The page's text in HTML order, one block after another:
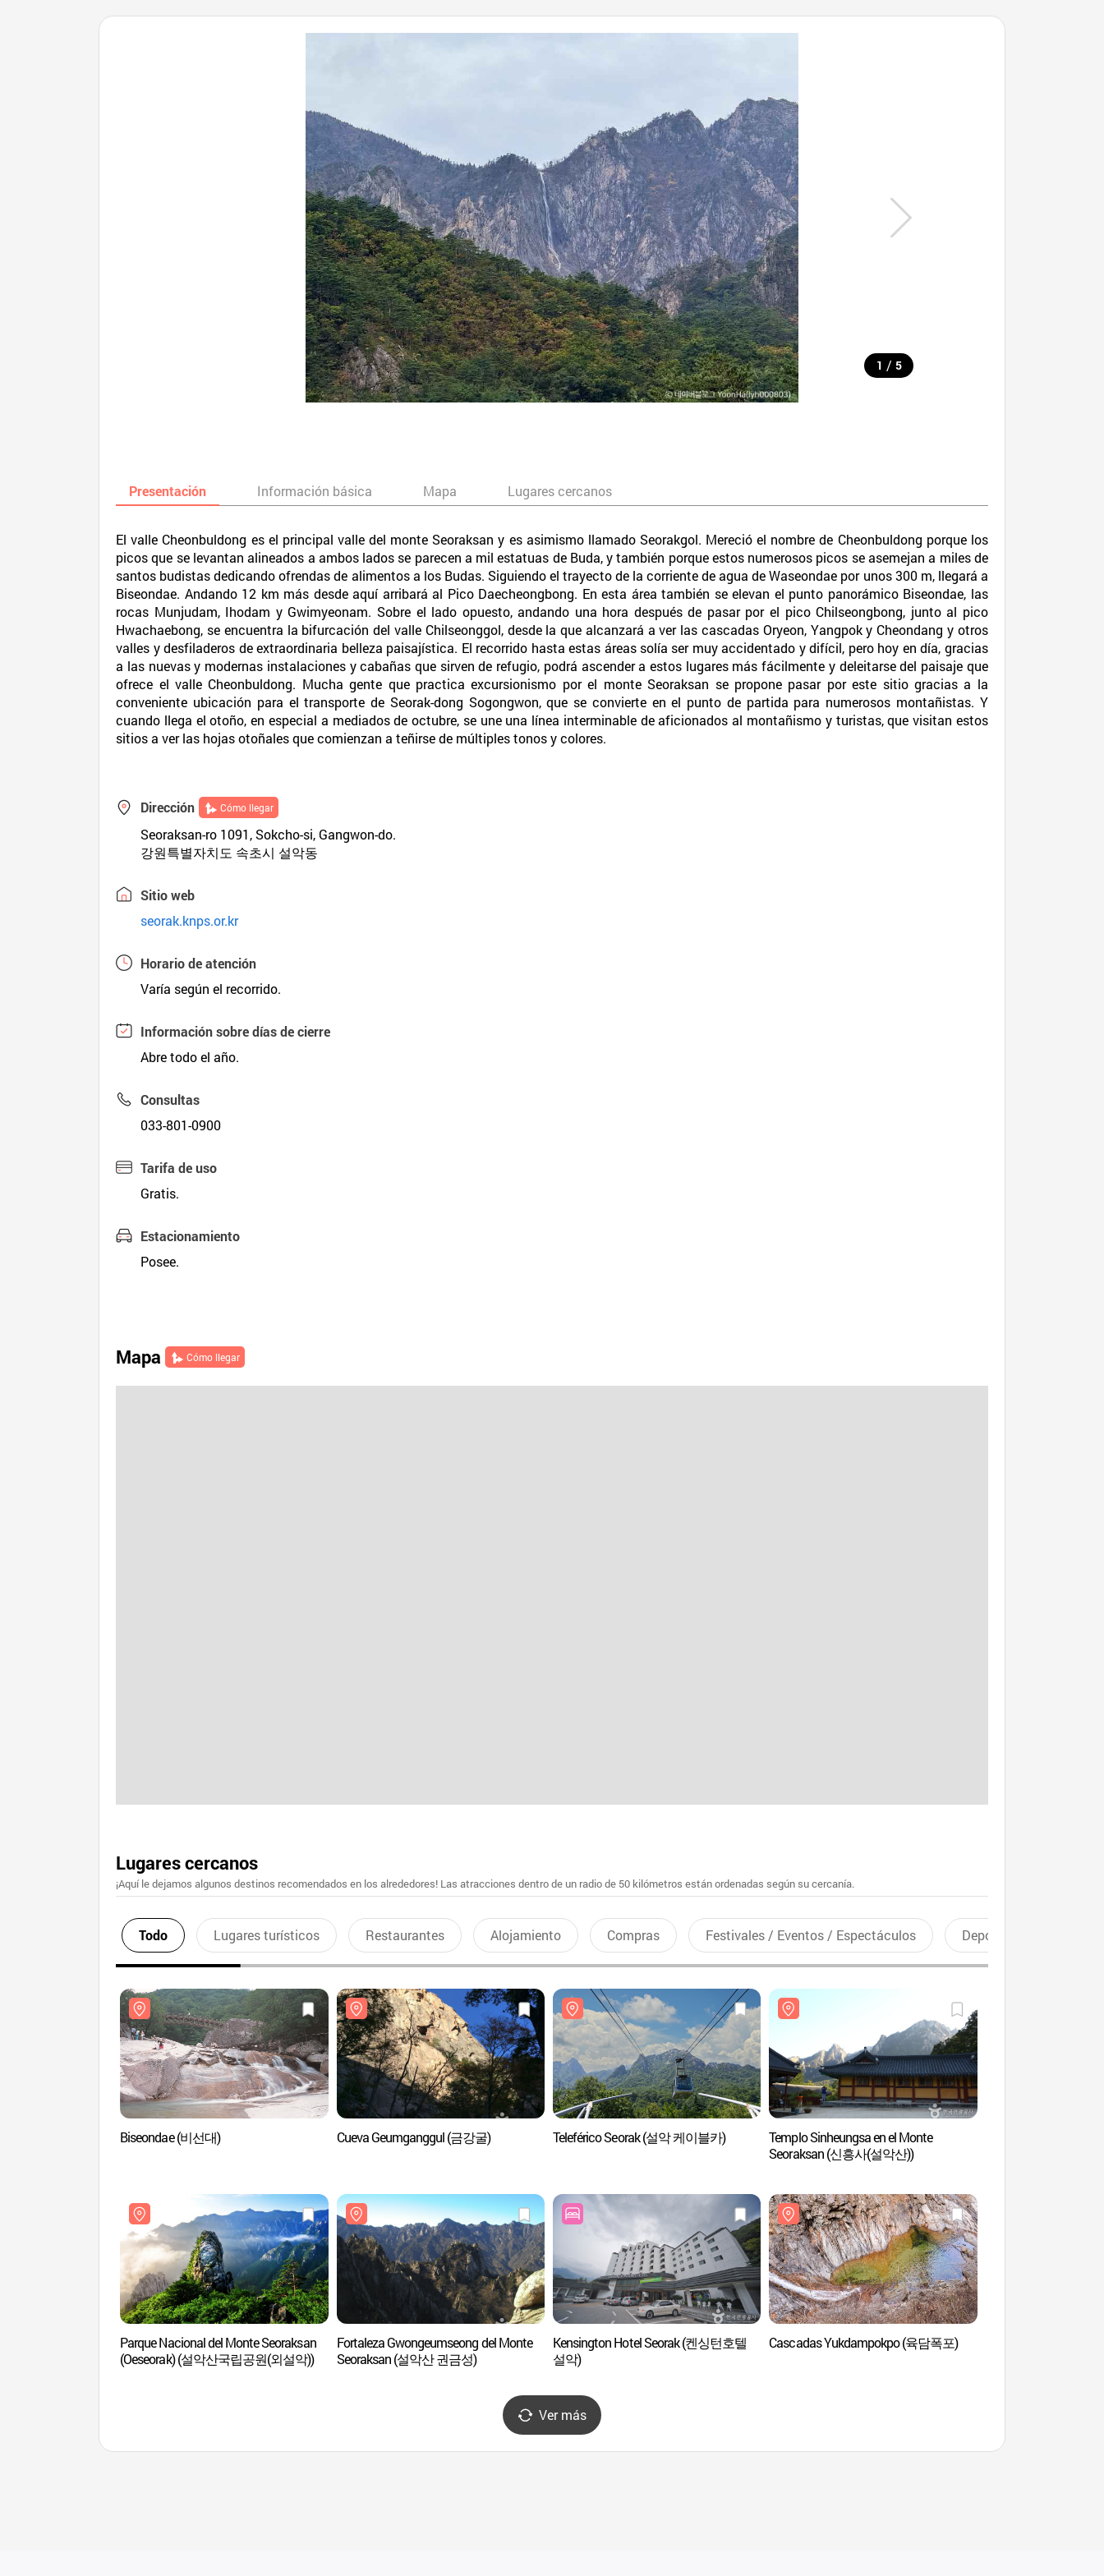
1 / 5
Presentación Información básica Mapa Lugares cercanos
El valle Cheonbuldong es el principal valle del monte Seoraksan y es asimismo llamado Seorakgol. Mereció el nombre de Cheonbuldong porque los
picos que se levantan alineados a ambos lados se parecen a mil estatuas de Buda, y también porque estos numerosos picos se asemejan a miles de
santos budistas dedicando ofrendas de alimentos a los Budas. Siguiendo el trayecto de la corriente de agua de Waseondae por unos 300 m, llegará a
Biseondae. Andando 12 km más desde aquí arribará al Pico Daecheongbong. En esta área también se elevan el punto panorámico Biseondae, las
rocas Munjudam, Ihodam y Gwimyeonam. Sobre el lado opuesto, andando una hora después de pasar por el pico Chilseongbong, junto al pico
Hwachaebong, se encuentra la bifurcación del valle Chilseonggol, desde la que alcanzará a ver las cascadas Oryeon, Yangpok y Cheondang y otros
valles y desfiladeros de extraordinaria belleza paisajística. El recorrido hasta estas áreas solía ser muy accidentado y difícil, pero hoy en día, gracias
a las nuevas y modernas instalaciones y cabañas que sirven de refugio, podrá ascender a estos lugares más fácilmente y deleitarse del paisaje que
ofrece el valle Cheonbuldong. Mucha gente que practica excursionismo por el monte Seoraksan se propone pasar por este sitio gracias a la
conveniente ubicación para el transporte de Seorak-dong Sogongwon, que se convierte en el punto de partida para numerosos montañistas. Y
cuando llega el otoño, en especial a mediados de octubre, se une una línea interminable de aficionados al montañismo y turistas, que visitan estos
sitios a ver las hojas otoñales que comienzan a teñirse de múltiples tonos y colores.
Dirección Cómo llegar
Seoraksan-ro 1091, Sokcho-si, Gangwon-do.
강원특별자치도 속초시 설악동
Sitio web
seorak.knps.or.kr
Horario de atención
Varía según el recorrido.
Información sobre días de cierre
Abre todo el año.
Consultas
033-801-0900
Tarifa de uso
Gratis.
Estacionamiento
Posee.
Mapa Cómo llegar
Lugares cercanos
¡Aquí le dejamos algunos destinos recomendados en los alrededores! Las atracciones dentro de un radio de 50 kilómetros están ordenadas según su cercanía.
Todo Lugares turísticos Restaurantes Alojamiento Compras Festivales / Eventos / Espectáculos Deportes recreativos
Biseondae (비선대) Cueva Geumganggul (금강굴) Teleférico Seorak (설악 케이블카)
Templo Sinheungsa en el Monte
Seoraksan (신흥사(설악산))
Parque Nacional del Monte Seoraksan
(Oeseorak) (설악산국립공원(외설악))
Fortaleza Gwongeumseong del Monte
Seoraksan (설악산 권금성)
Kensington Hotel Seorak (켄싱턴호텔
설악)
Cascadas Yukdampokpo (육담폭포)
Ver más